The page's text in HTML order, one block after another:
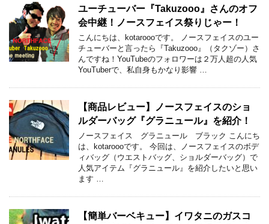
ユーチューバー『Takuzooo』さんのオフ
会中継！ノースフェイス祭りじゃー！
こんにちは、kotaroooです。 ノースフェイスのユー
チューバーと言ったら『Takuzooo』（タクゾー）さ
んですね！YouTubeのフォロワーは２万人超の人気
YouTuberで、私自身もかなり影響 …
【商品レビュー】ノースフェイスのショ
ルダーバッグ『グラニュール』を紹介！
ノースフェイス グラニュール ブラック こんにち
は、kotaroooです。 今回は、ノースフェイスのボデ
ィバッグ（ウエストバッグ、ショルダーバッグ）で
人気アイテム『グラニュール』を紹介したいと思い
ます …
【簡単バーベキュー】イワタニのガスコ